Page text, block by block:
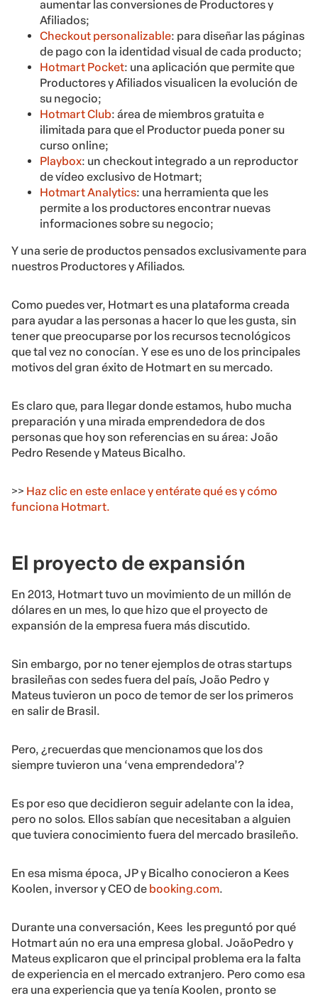
aumentar las conversiones de Productores y
Afiliados;
Checkout personalizable: para diseñar las páginas
de pago con la identidad visual de cada producto;
Hotmart Pocket: una aplicación que permite que
Productores y Afiliados visualicen la evolución de
su negocio;
Hotmart Club: área de miembros gratuita e
ilimitada para que el Productor pueda poner su
curso online;
Playbox: un checkout integrado a un reproductor
de vídeo exclusivo de Hotmart;
Hotmart Analytics: una herramienta que les
permite a los productores encontrar nuevas
informaciones sobre su negocio;
Y una serie de productos pensados ​​exclusivamente para
nuestros Productores y Afiliados.
Como puedes ver, Hotmart es una plataforma creada
para ayudar a las personas a hacer lo que les gusta, sin
tener que preocuparse por los recursos tecnológicos
que tal vez no conocían. Y ese es uno de los principales
motivos del gran éxito de Hotmart en su mercado.
Es claro que, para llegar donde estamos, hubo mucha
preparación y una mirada emprendedora de dos
personas que hoy son referencias en su área: João
Pedro Resende y Mateus Bicalho.
>> Haz clic en este enlace y entérate qué es y cómo
funciona Hotmart.
El proyecto de expansión
En 2013, Hotmart tuvo un movimiento de un millón de
dólares en un mes, lo que hizo que el proyecto de
expansión de la empresa fuera más discutido.
Sin embargo, por no tener ejemplos de otras startups
brasileñas con sedes fuera del país, João Pedro y
Mateus tuvieron un poco de temor de ser los primeros
en salir de Brasil.
Pero, ¿recuerdas que mencionamos que los dos
siempre tuvieron una ‘vena emprendedora’?
Es por eso que decidieron seguir adelante con la idea,
pero no solos. Ellos sabían que necesitaban a alguien
que tuviera conocimiento fuera del mercado brasileño.
En esa misma época, JP y Bicalho conocieron a Kees
Koolen, inversor y CEO de booking.com.
Durante una conversación, Kees les preguntó por qué
Hotmart aún no era una empresa global. JoãoPedro y
Mateus explicaron que el principal problema era la falta
de experiencia en el mercado extranjero. Pero como esa
era una experiencia que ya tenía Koolen, pronto se